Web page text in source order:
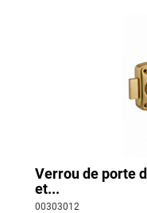
Verrou de porte
et...
00303012